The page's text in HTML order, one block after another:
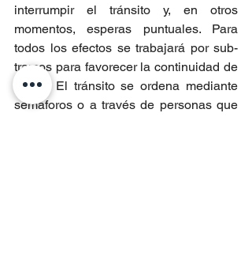
interrumpir el tránsito y, en otros
momentos, esperas puntuales. Para
todos los efectos se trabajará por sub-
tramos para favorecer la continuidad de
tráfico. El tránsito se ordena mediante
semáforos o a través de personas que